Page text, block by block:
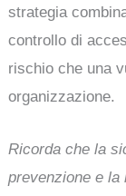
strategia
controllo di
rischio che una
organizzazione.
Ricorda che la
prevenzione e la